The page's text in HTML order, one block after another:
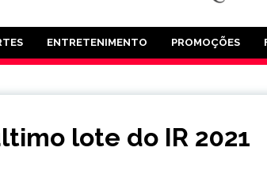
ENTRETENIMENTO PROMOÇÕES
lote do IR 2021